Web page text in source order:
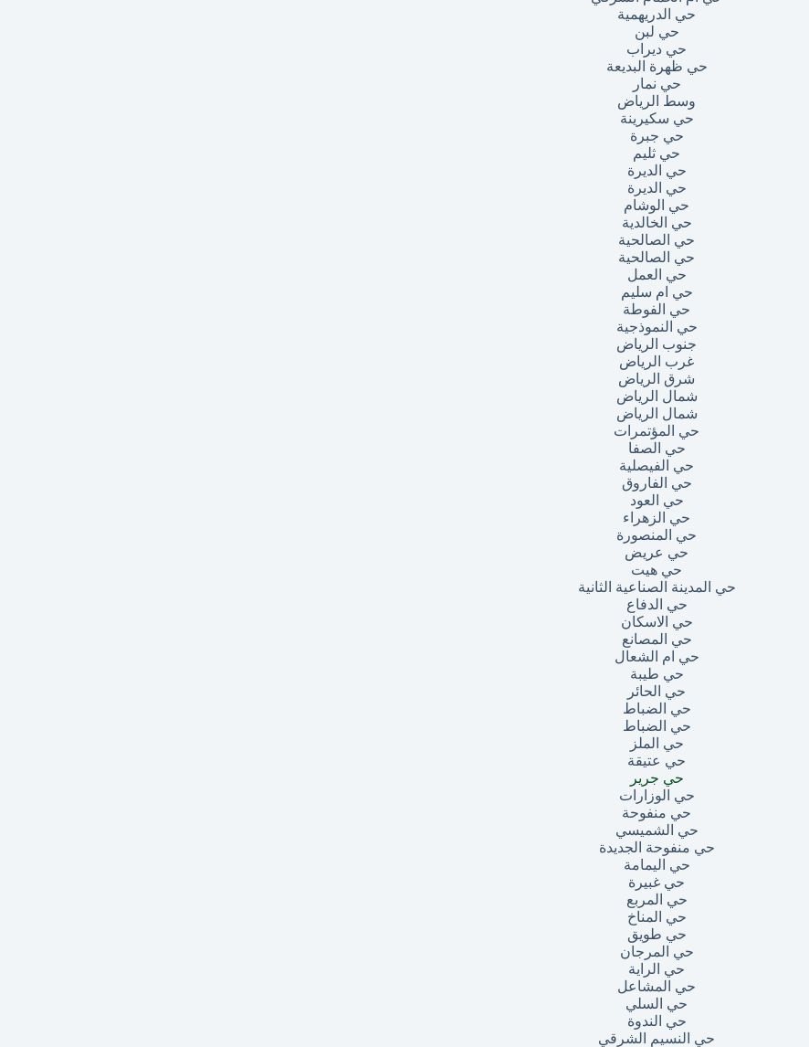
حي الدريهمية
حي لبن
حي ديراب
حي ظهرة البديعة
حي نمار
وسط الرياض
حي سكيرينة
حي جبرة
حي ثليم
حي الديرة
حي الديرة
حي الوشام
حي الخالدية
حي الصالحية
حي الصالحية
حي العمل
حي ام سليم
حي الفوطة
حي النموذجية
جنوب الرياض
غرب الرياض
شرق الرياض
شمال الرياض
شمال الرياض
حي المؤتمرات
حي الصفا
حي الفيصلية
حي الفاروق
حي العود
حي الزهراء
حي المنصورة
حي عريض
حي هيت
حي المدينة الصناعية الثانية
حي الدفاع
حي الاسكان
حي المصانع
حي ام الشعال
حي طيبة
حي الحائر
حي الضباط
حي الضباط
حي الملز
حي عتيقة
حي جرير
حي الوزارات
حي منفوحة
حي الشميسي
حي منفوحة الجديدة
حي اليمامة
حي غبيرة
حي المربع
حي المناخ
حي طويق
حي المرجان
حي الراية
حي المشاعل
حي السلي
حي الندوة
حي النسيم الشرقي